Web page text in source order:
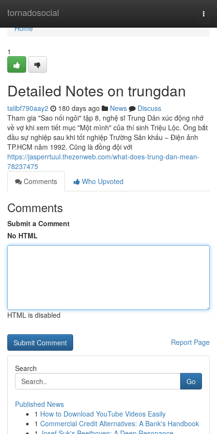
tornadosocial
Home
Home
1
Detailed Notes on trungdan
talibf790aay2 180 days ago News
Discuss
Tham gia "Sao nối ngôi" tập 8, nghệ sĩ Trung Dân xúc động nhớ
về vợ khi xem tiết mục "Một mình" của thí sinh Triệu Lộc. Ông bắt
đầu sự nghiệp sau khi tốt nghiệp Trường Sân khấu – Điện ảnh
TP.HCM năm 1992. Cũng là đồng đội với
https://jasperrtuul.thezenweb.com/what-does-trung-dan-mean-
78237475
Comments
Who Upvoted
Comments
Submit a Comment
No HTML
HTML is disabled
Report Page
Search
Go
Published News
1 How to Download YouTube Videos Easily
1 Commercial Credit Alternatives: A Bank's Handbook